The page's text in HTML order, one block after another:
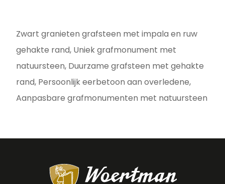
Zwart granieten grafsteen met impala en ruw
gehakte rand, Uniek grafmonument met
natuursteen, Duurzame grafsteen met gehakte
rand, Persoonlijk eerbetoon aan overledene,
Aanpasbare grafmonumenten met natuursteen